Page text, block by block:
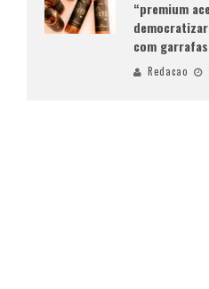
“premium
com
Redacao